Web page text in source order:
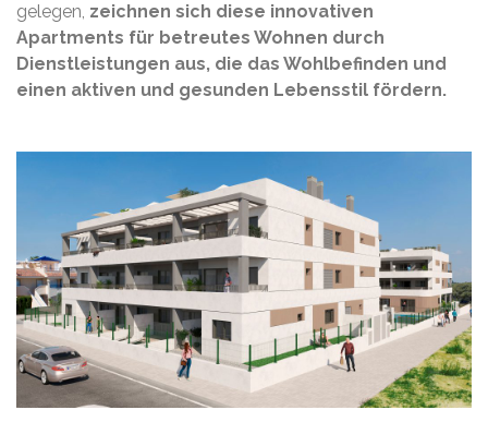
gelegen, zeichnen sich diese innovativen
Apartments für betreutes Wohnen durch
Dienstleistungen aus, die das Wohlbefinden und
einen aktiven und gesunden Lebensstil fördern.